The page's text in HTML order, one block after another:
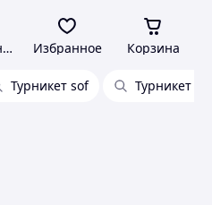
Избранное Корзина
Турникет sof Турникет